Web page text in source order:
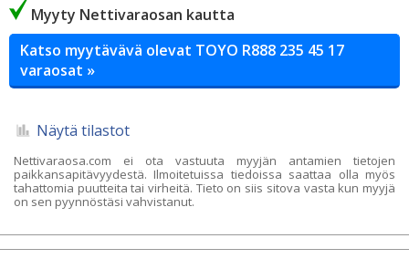
Myyty Nettivaraosan kautta
Katso myytävävä olevat TOYO R888 235 45 17
varaosat »
Näytä tilastot
Nettivaraosa.com ei ota vastuuta myyjän antamien tietojen
paikkansapitävyydestä. Ilmoitetuissa tiedoissa saattaa olla myös
tahattomia puutteita tai virheitä. Tieto on siis sitova vasta kun myyjä
on sen pyynnöstäsi vahvistanut.